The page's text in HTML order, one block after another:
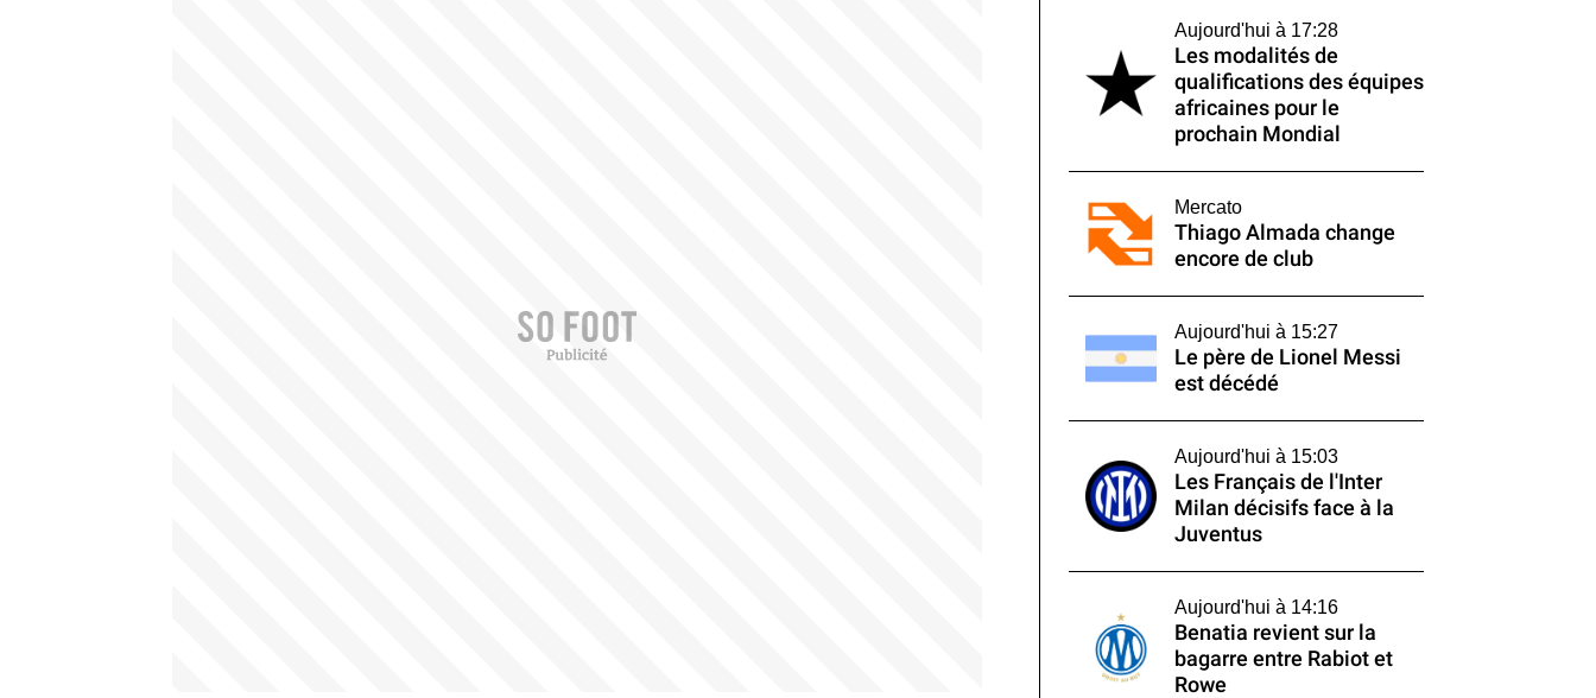
Aujourd'hui à 17:28
Les modalités de
qualifications des équipes
africaines pour le
prochain Mondial
Mercato
Thiago Almada change
encore de club
Aujourd'hui à 15:27
Le père de Lionel Messi
est décédé
Aujourd'hui à 15:03
Les Français de l'Inter
Milan décisifs face à la
Juventus
Aujourd'hui à 14:16
Benatia revient sur la
bagarre entre Rabiot et
Rowe